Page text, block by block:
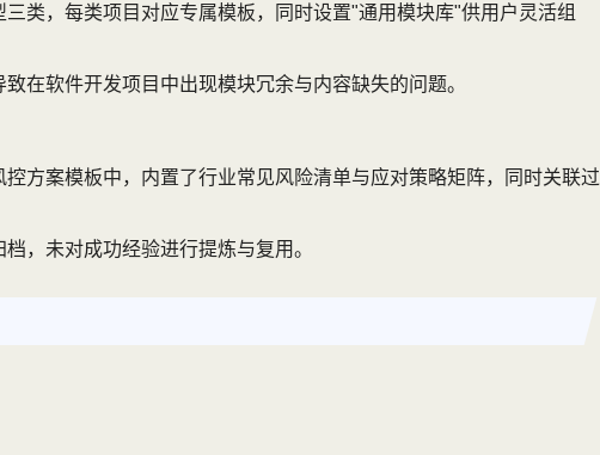
类，每类项目对应专属模板，同时设置"通用模块库"供用户灵活组
在软件开发项目中出现模块冗余与内容缺失的问题。
方案模板中，内置了行业常见风险清单与应对策略矩阵，同时关联过
，未对成功经验进行提炼与复用。